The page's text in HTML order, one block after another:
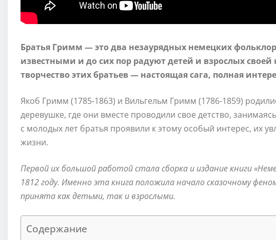
Братья Гримм — это два незаурядных немецких
известными и до сих пор радуют детей и взрослых
творчество этих братьев — настоящая сага, полная
Якоб Гримм (1785-1863) и Вильгельм Гримм (1786-1859)
деревушке, где они вместе проводили свое детство,
с молодых лет братья проявили к этому особый интерес, их
жизни.
Первой их большой работой стала сборка и издание книги
1812 году. Именно эта книга положила начало сказочному
принята как детьми, так и взрослыми.
Содержание